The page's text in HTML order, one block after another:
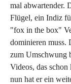
mal abwartender.
Flügel, ein Indiz
"fox in the box"
dominieren muss.
zum Umschwung
Videos, das schon
nun hat er ein